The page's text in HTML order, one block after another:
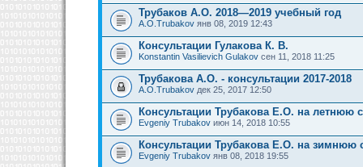
Трубаков А.О. 2018—2019 учебный год
A.O.Trubakov янв 08, 2019 12:43
Консультации Гулакова К. В.
Konstantin Vasilievich Gulakov сен 11, 2018 11:25
Трубакова А.О. - консультации 2017-2018
A.O.Trubakov дек 25, 2017 12:50
Консультации Трубакова Е.О. на летнюю
Evgeniy Trubakov июн 14, 2018 10:55
Консультации Трубакова Е.О. на зимнюю
Evgeniy Trubakov янв 08, 2018 19:55